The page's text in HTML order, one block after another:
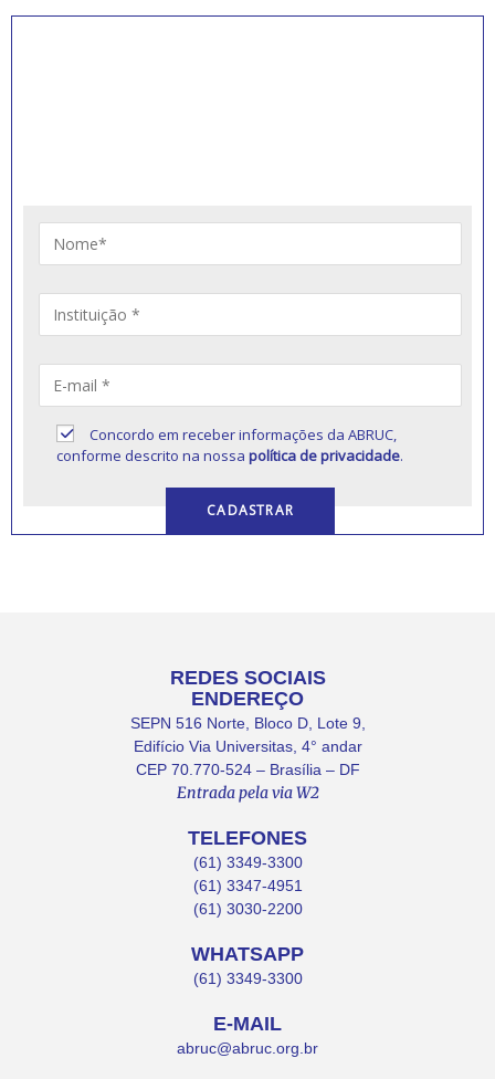
Concordo em receber informações da ABRUC,
conforme descrito na nossapolítica de privacidade.
REDES SOCIAIS
ENDEREÇO
SEPN 516 Norte, Bloco D, Lote 9,
Edifício Via Universitas, 4° andar
CEP 70.770-524 – Brasília – DF
Entrada pela via W2
TELEFONES
(61) 3349-3300
(61) 3347-4951
(61) 3030-2200
WHATSAPP
(61) 3349-3300
E-MAIL
abruc@abruc.org.br